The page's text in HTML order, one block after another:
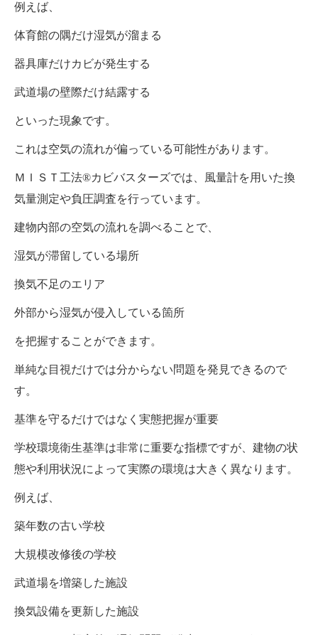
例えば、
体育館の隅だけ湿気が溜まる
器具庫だけカビが発生する
武道場の壁際だけ結露する
といった現象です。
これは空気の流れが偏っている可能性があります。
ＭＩＳＴ工法®カビバスターズでは、風量計を用いた換
気量測定や負圧調査を行っています。
建物内部の空気の流れを調べることで、
湿気が滞留している場所
換気不足のエリア
外部から湿気が侵入している箇所
を把握することができます。
単純な目視だけでは分からない問題を発見できるので
す。
基準を守るだけではなく実態把握が重要
学校環境衛生基準は非常に重要な指標ですが、建物の状
態や利用状況によって実際の環境は大きく異なります。
例えば、
築年数の古い学校
大規模改修後の学校
武道場を増築した施設
換気設備を更新した施設